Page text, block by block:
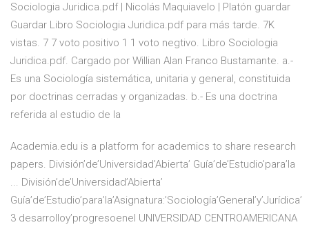
Sociologia Juridica.pdf | Nicolás Maquiavelo | Platón guardar
Guardar Libro Sociologia Juridica.pdf para más tarde. 7K
vistas. 7 7 voto positivo 1 1 voto negtivo. Libro Sociologia
Juridica.pdf. Cargado por Willian Alan Franco Bustamante. a.-
Es una Sociología sistemática, unitaria y general, constituida
por doctrinas cerradas y organizadas. b.- Es una doctrina
referida al estudio de la
Academia.edu is a platform for academics to share research
papers. División’de’Universidad’Abierta’ Guía’de’Estudio’para’la
... División’de’Universidad’Abierta’
Guía’de’Estudio’para’la’Asignatura:’Sociología’General’y’Jurídica’
3 desarrolloy’progresoenel UNIVERSIDAD CENTROAMERICANA